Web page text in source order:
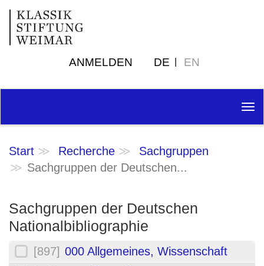
ANMELDEN DE EN
Start Recherche
Sachgruppen
Sachgruppen der Deutschen...
Sachgruppen der Deutschen
Nationalbibliographie
[897] 000 Allgemeines, Wissenschaft